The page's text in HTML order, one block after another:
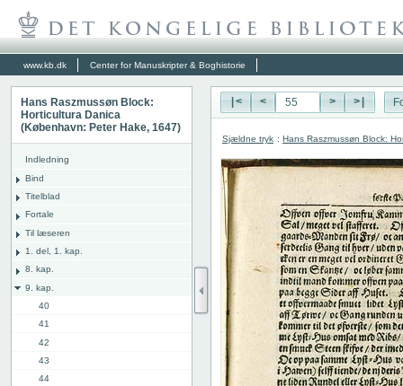
www.kb.dk Center for Manuskripter & Boghistorie
Hans Raszmussøn Block:
Horticultura Danica
(København: Peter Hake, 1647)
Indledning
Bind
Titelblad
Fortale
Til læseren
1. del, 1. kap.
8. kap.
9. kap.
40
41
42
43
44
|< < > >|
Sjældne tryk : Hans Raszmussøn Block: